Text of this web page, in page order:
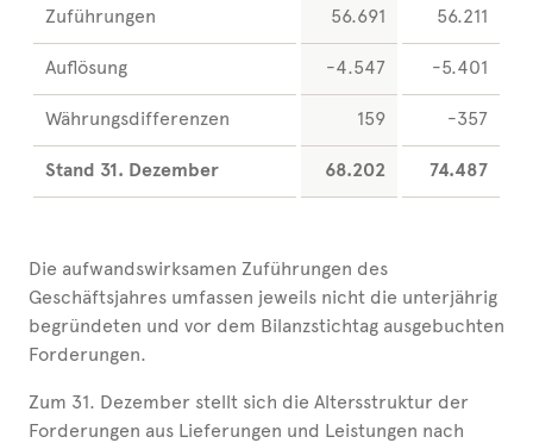
Zuführungen
56.691 56.211
Auflösung -4.547 -5.401
Währungsdifferenzen 159 -357
Stand 31. Dezember 68.202 74.487
Die aufwandswirksamen Zuführungen des
Geschäftsjahres umfassen jeweils nicht die unterjährig
begründeten und vor dem Bilanzstichtag ausgebuchten
Forderungen.
Zum 31. Dezember stellt sich die Altersstruktur der
Forderungen aus Lieferungen und Leistungen nach